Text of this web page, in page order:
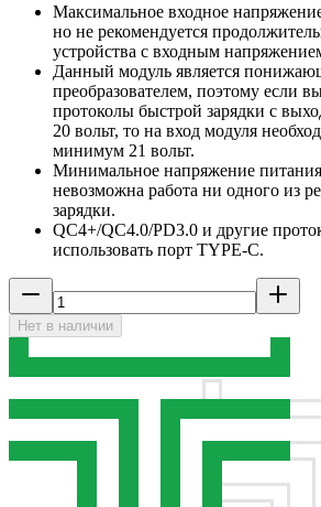
Максимальное входное напряжение
но не рекомендуется
устройства с входным
Данный модуль является
преобразователем, поэтому если
протоколы быстрой зарядки с
20 вольт, то на вход модуля
минимум 21 вольт.
Минимальное напряжение
невозможна работа ни одного из
зарядки.
QC4+/QC4.0/PD3.0 и другие
использовать порт TYPE-C.
Нет в наличии